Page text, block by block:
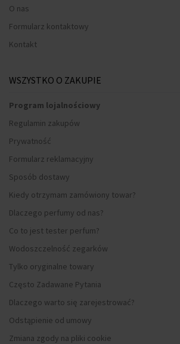
O nas
Formularz kontaktowy
Kontakt
WSZYSTKO O ZAKUPIE
Program lojalnościowy
Regulamin zakupów
Prywatność
Formularz reklamacyjny
Sposób dostawy
Kiedy otrzymam zamówiony towar?
Dlaczego perfumy od nas?
Co to jest tester perfum?
Wodoszczelność zegarków
Tylko oryginalne towary
Często Zadawane Pytania
Dlaczego warto się zarejestrować?
Odstąpienie od umowy
Zmiana zgody na pliki cookie